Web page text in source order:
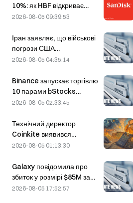
10%: як HBF відкриває
новий цикл розвитку AI-
фінансовий звіт
підтвердити
обґрунтованість цього
2026-08-05 09:39:53
Іран заявляє, що військові
погрози США
відтерміновують
щодо Ормузької протоки 5
серпня
2026-08-05 04:35:14
Binance запускає торгівлю
10 парами bStocks
сьогодні о 20:00 за UTC+8,
мейкера.
2026-08-05 02:33:45
Технічний директор
Coinkite виявився
причетним до інциденту,
в Coldcard, який
спричинив чотири хвилі
атак і збитки на суму 114
2026-08-05 01:13:30
Galaxy повідомила про
збиток у розмірі $85M за
другий квартал 2026 року;
2026-08-05 17:52:57